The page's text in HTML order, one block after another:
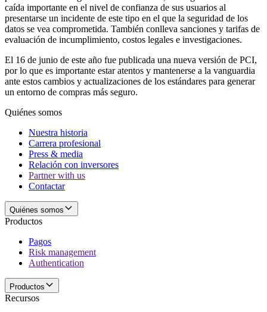
caída importante en el nivel de confianza de sus usuarios al
presentarse un incidente de este tipo en el que la seguridad de los
datos se vea comprometida. También conlleva sanciones y tarifas de
evaluación de incumplimiento, costos legales e investigaciones.
El 16 de junio de este año fue publicada una nueva versión de PCI,
por lo que es importante estar atentos y mantenerse a la vanguardia
ante estos cambios y actualizaciones de los estándares para generar
un entorno de compras más seguro.
Quiénes somos
Nuestra historia
Carrera profesional
Press & media
Relación con inversores
Partner with us
Contactar
Quiénes somos
Productos
Pagos
Risk management
Authentication
Productos
Recursos